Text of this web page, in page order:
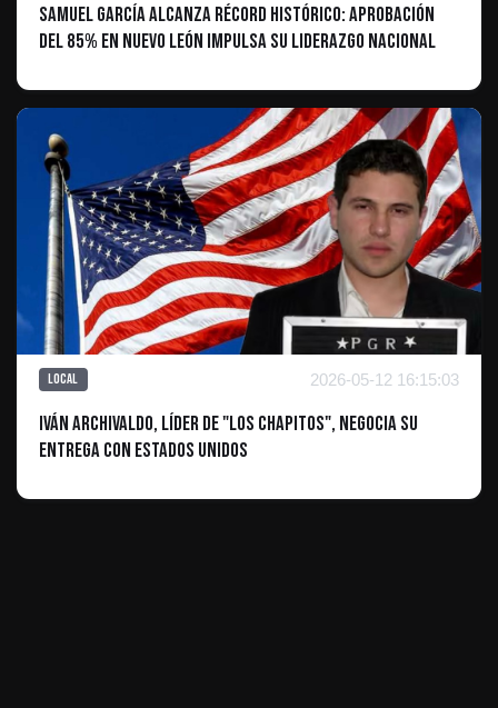
Samuel García alcanza récord histórico: Aprobación
del 85% en Nuevo León impulsa su liderazgo nacional
Local 2026-05-12 16:15:03
Iván Archivaldo, líder de "Los Chapitos", negocia su
entrega con Estados Unidos